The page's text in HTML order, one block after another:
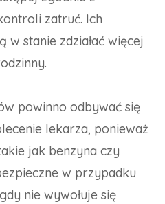
zatruć. Ich
w stanie zdziałać więcej
powinno odbywać się
lekarza, ponieważ
jak benzyna czy
w przypadku
nie wywołuje się